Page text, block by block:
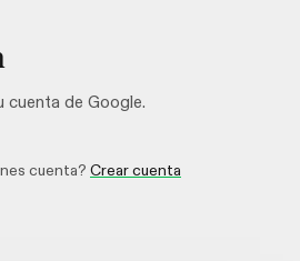
cuenta de Google.
cuenta? Crear cuenta